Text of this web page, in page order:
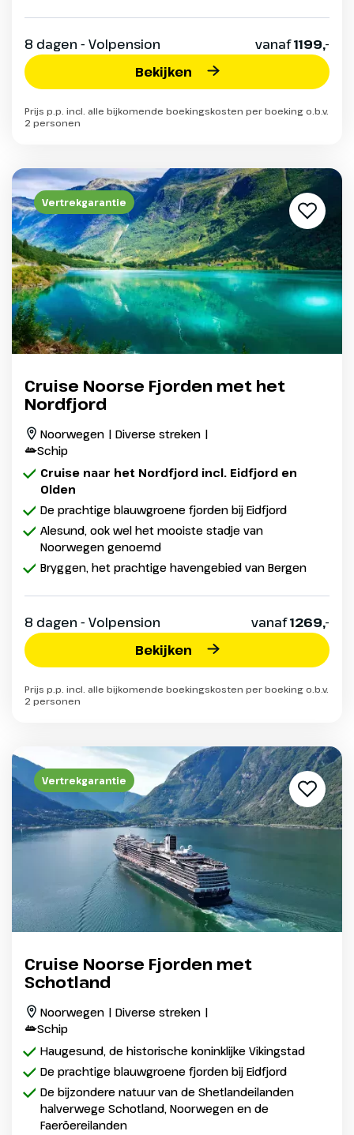
8 dagen - Volpension vanaf1199,-
Bekijken
Prijs p.p. incl. alle bijkomende boekingskosten per boeking o.b.v.
2 personen
Vertrekgarantie
Cruise Noorse Fjorden met het
Nordfjord
Noorwegen | Diverse streken |
Schip
Cruise naar het Nordfjord incl. Eidfjord en
Olden
De prachtige blauwgroene fjorden bij Eidfjord
Alesund, ook wel het mooiste stadje van
Noorwegen genoemd
Bryggen, het prachtige havengebied van Bergen
8 dagen - Volpension vanaf1269,-
Bekijken
Prijs p.p. incl. alle bijkomende boekingskosten per boeking o.b.v.
2 personen
Vertrekgarantie
Cruise Noorse Fjorden met
Schotland
Noorwegen | Diverse streken |
Schip
Haugesund, de historische koninklijke Vikingstad
De prachtige blauwgroene fjorden bij Eidfjord
De bijzondere natuur van de Shetlandeilanden
halverwege Schotland, Noorwegen en de
Faeröereilanden